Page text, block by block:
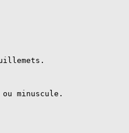
minuscule.